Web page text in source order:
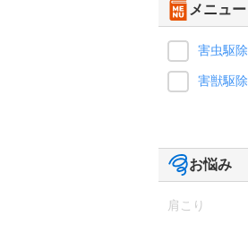
メニュー
害虫駆除
害獣駆除
お悩み
肩こり